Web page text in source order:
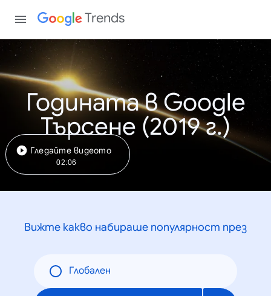
Trends
Годината в Google
Търсене (2019 г.)
Гледайте видеото
02:06
Вижте какво набираше популярност през
Глобален